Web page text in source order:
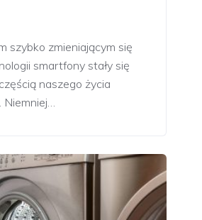
szybko zmieniającym się
smartfony stały się
naszego życia